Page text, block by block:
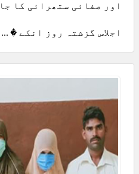
اور صفائی ستھرائی کا
اجلاس گزشتہ روز انکے � ...